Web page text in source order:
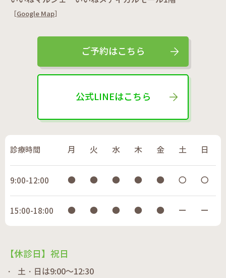
［Google Map］
ご予約はこちら
公式LINEはこちら
診療時間 月 火 水 木 金 土 日
9:00-12:00 ● ● ● ● ● 〇 〇
15:00-18:00 ● ● ● ● ● ー ー
【休診日】祝日
土・日は9:00～12:30